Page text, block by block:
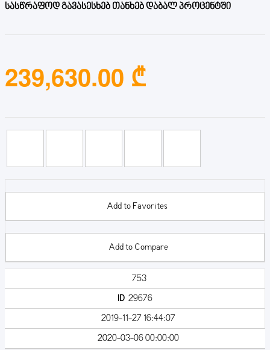
სასწრაფოდ გავასესხებ თანხებ დაბალ პროცენტში
239,630.00 ₾
Add to Favorites
Add to Compare
753
ID29676
2019-11-27 16:44:07
2020-03-06 00:00:00